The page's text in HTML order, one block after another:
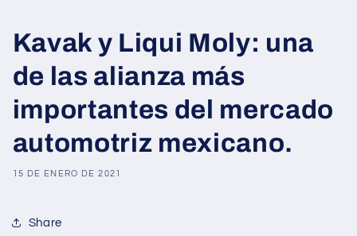
Kavak y Liqui Moly: una
de las alianza más
importantes del mercado
automotriz mexicano.
15 DE ENERO DE 2021
Share